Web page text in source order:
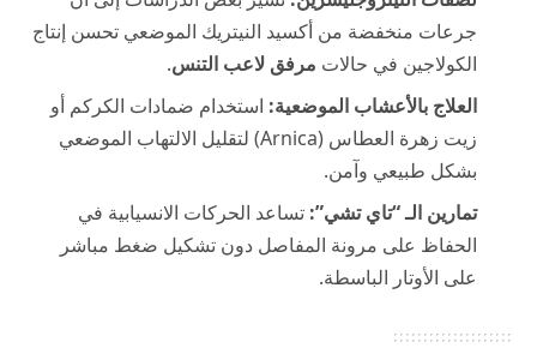
جرعات منخفضة من أكسيد النيتريك الموضعي تحسن إنتاج
الكولاجين في حالات مرفق لاعب التنس.
العلاج بالأعشاب الموضعية: استخدام ضمادات الكركم أو
زيت زهرة العطاس (Arnica) لتقليل الالتهاب الموضعي
بشكل طبيعي وآمن.
تمارين الـ “تاي تشي”: تساعد الحركات الانسيابية في
الحفاظ على مرونة المفاصل دون تشكيل ضغط مباشر
على الأوتار الباسطة.